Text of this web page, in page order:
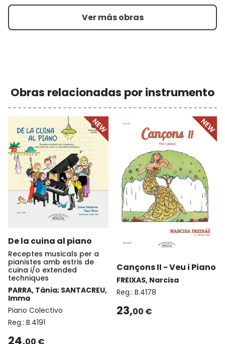
Ver más obras
Obras relacionadas por instrumento
De la cuina al piano
Receptes musicals per a
pianistes amb estris de
cuina i/o extended
techniques
PARRA, Tània; SANTACREU,
Imma
Piano Colectivo
Reg.: B.4191
24,00 €
Cançons II - Veu i Piano
FREIXAS, Narcisa
Reg.: B.4178
23,00 €